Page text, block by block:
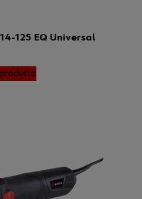
125 EQ Universal